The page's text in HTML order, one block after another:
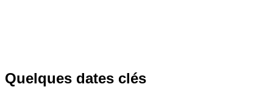
Quelques dates clés